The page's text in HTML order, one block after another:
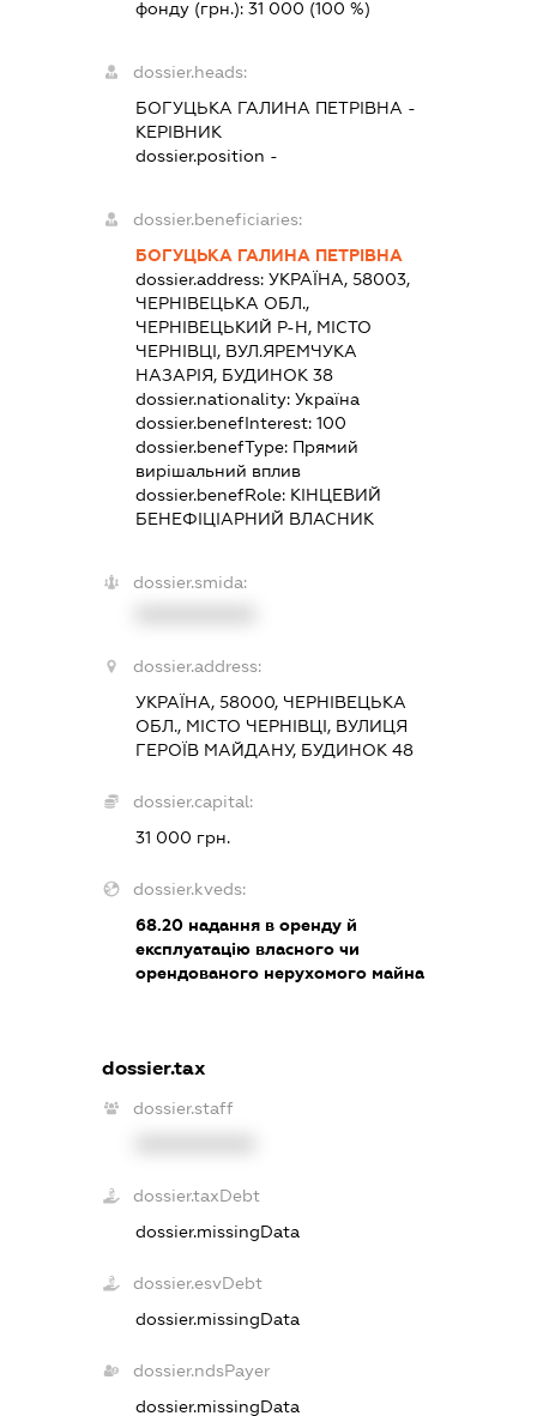
фонду (грн.): 31 000 (100 %)
dossier.heads:
БОГУЦЬКА ГАЛИНА ПЕТРІВНА -
КЕРІВНИК
dossier.position -
dossier.beneficiaries:
БОГУЦЬКА ГАЛИНА ПЕТРІВНА
dossier.address: УКРАЇНА, 58003,
ЧЕРНІВЕЦЬКА ОБЛ.,
ЧЕРНІВЕЦЬКИЙ Р-Н, МІСТО
ЧЕРНІВЦІ, ВУЛ.ЯРЕМЧУКА
НАЗАРІЯ, БУДИНОК 38
dossier.nationality: Україна
dossier.benefInterest: 100
dossier.benefType: Прямий
вирішальний вплив
dossier.benefRole: КІНЦЕВИЙ
БЕНЕФІЦІАРНИЙ ВЛАСНИК
dossier.smida:
dossier.address:
УКРАЇНА, 58000, ЧЕРНІВЕЦЬКА
ОБЛ., МІСТО ЧЕРНІВЦІ, ВУЛИЦЯ
ГЕРОЇВ МАЙДАНУ, БУДИНОК 48
dossier.capital:
31 000 грн.
dossier.kveds:
68.20надання в оренду й
експлуатацію власного чи
орендованого нерухомого майна
dossier.tax
dossier.staff
dossier.taxDebt
dossier.missingData
dossier.esvDebt
dossier.missingData
dossier.ndsPayer
dossier.missingData